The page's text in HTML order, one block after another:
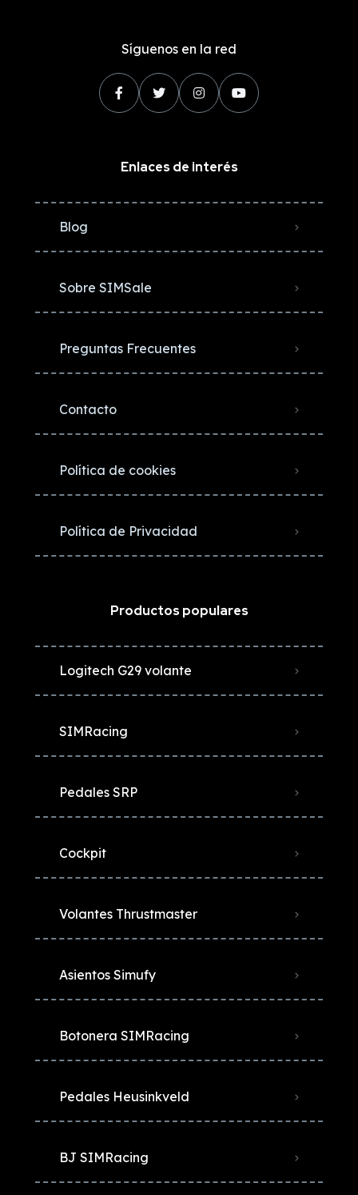
Síguenos en la red
Enlaces de interés
Blog
Sobre SIMSale
Preguntas Frecuentes
Contacto
Política de cookies
Política de Privacidad
Productos populares
Logitech G29 volante
SIMRacing
Pedales SRP
Cockpit
Volantes Thrustmaster
Asientos Simufy
Botonera SIMRacing
Pedales Heusinkveld
BJ SIMRacing